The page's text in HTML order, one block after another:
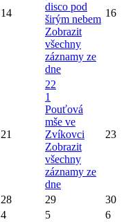
14
disco pod
širým nebem
Zobrazit
všechny
záznamy ze
dne
16
21
22
1
Pouťová
mše ve
Zvíkovci
Zobrazit
všechny
záznamy ze
dne
23
28 29
30
4 5 6